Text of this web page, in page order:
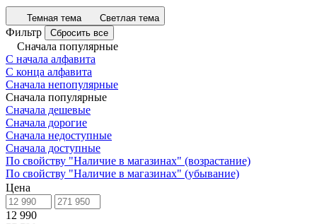
Темная тема Светлая тема
Фильтр Сбросить все
Сначала популярные
С начала алфавита
С конца алфавита
Сначала непопулярные
Сначала популярные
Сначала дешевые
Сначала дорогие
Сначала недоступные
Сначала доступные
По свойству "Наличие в магазинах" (возрастание)
По свойству "Наличие в магазинах" (убывание)
Цена
12 990